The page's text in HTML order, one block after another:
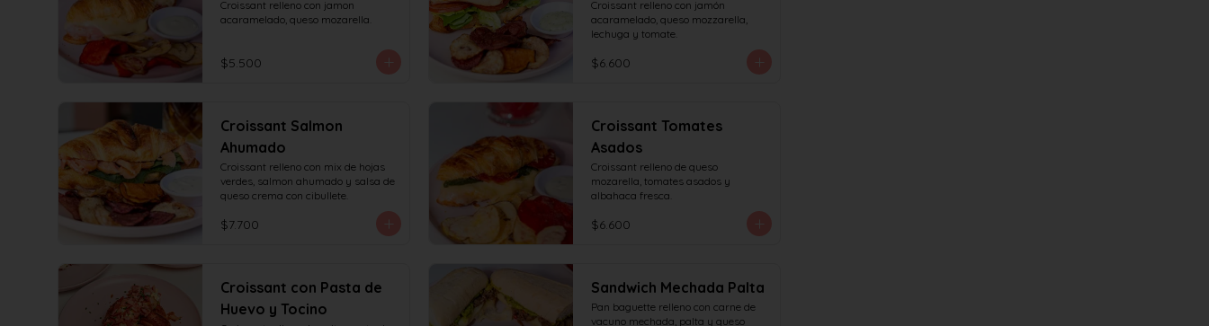
Croissant relleno con jamon
acaramelado, queso mozarella.
$5.500
Croissant relleno con jamón
acaramelado, queso mozzarella,
lechuga y tomate.
$6.600
Croissant Salmon
Ahumado
Croissant relleno con mix de hojas
verdes, salmon ahumado y salsa de
queso crema con cibullete.
$7.700
Croissant Tomates
Asados
Croissant relleno de queso
mozarella, tomates asados y
albahaca fresca.
$6.600
Croissant con Pasta de
Huevo y Tocino
Sandwich Mechada Palta
Pan baguette relleno con carne de
vacuno mechada, palta y queso